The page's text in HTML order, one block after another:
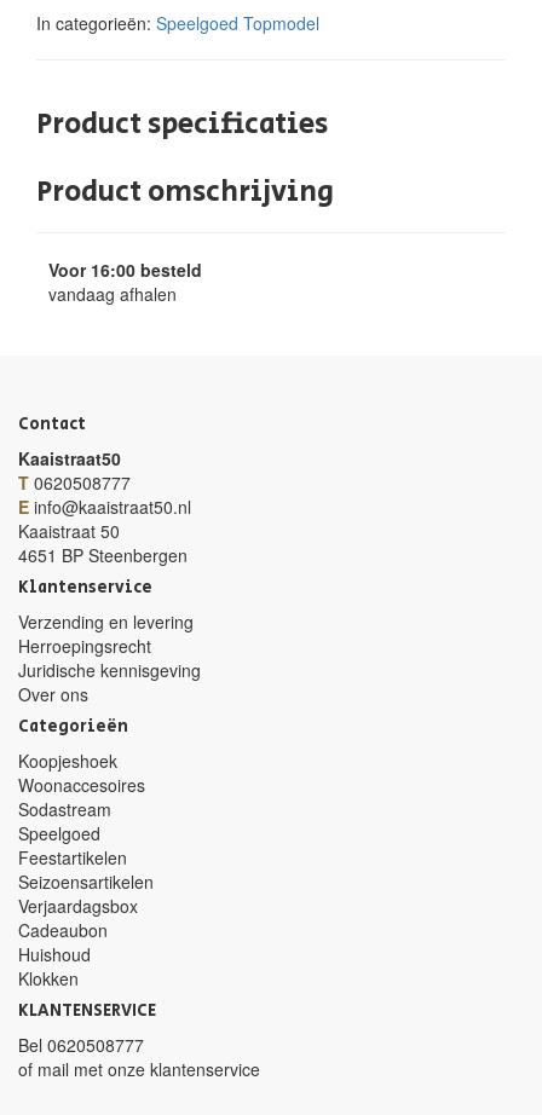
In categorieën: Speelgoed Topmodel
Product specificaties
Product omschrijving
Voor 16:00 besteld
vandaag afhalen
Contact
Kaaistraat50
T 0620508777
E info@kaaistraat50.nl
Kaaistraat 50
4651 BP Steenbergen
Klantenservice
Verzending en levering
Herroepingsrecht
Juridische kennisgeving
Over ons
Categorieën
Koopjeshoek
Woonaccesoires
Sodastream
Speelgoed
Feestartikelen
Seizoensartikelen
Verjaardagsbox
Cadeaubon
Huishoud
Klokken
KLANTENSERVICE
Bel 0620508777
of mail met onze klantenservice